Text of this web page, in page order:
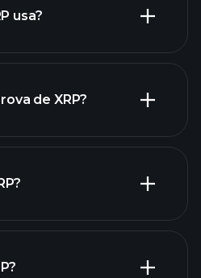
usa?
de XRP?